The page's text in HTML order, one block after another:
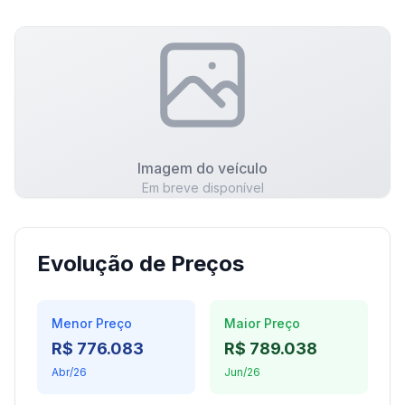
Imagem do veículo
Em breve disponível
Evolução de Preços
Menor Preço
R$ 776.083
Abr/26
Maior Preço
R$ 789.038
Jun/26